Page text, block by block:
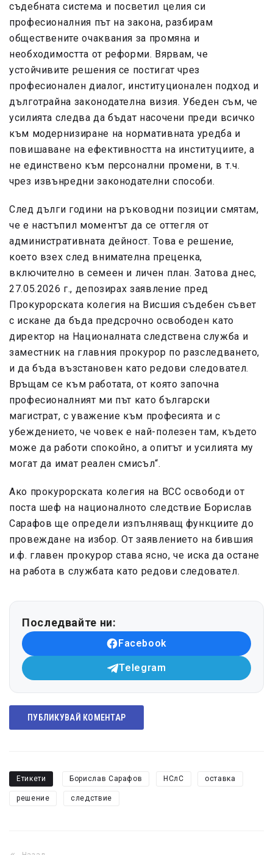
съдебната система и посветил целия си
професионалния път на закона, разбирам
обществените очаквания за промяна и
необходимостта от реформи. Вярвам, че
устойчивите решения се постигат чрез
професионален диалог, институционален подход и
дълготрайна законодателна визия. Убеден съм, че
усилията следва да бъдат насочени преди всичко
към модернизиране на нормативната уредба и
повишаване на ефективността на институциите, а
не единствено към персонални промени, в т.ч.
чрез извънредни законодателни способи.
След дълги години на ръководни позиции смятам,
че е настъпил моментът да се оттегля от
административната дейност. Това е решение,
което взех след внимателна преценка,
включително в семеен и личен план. Затова днес,
27.05.2026 г., депозирах заявление пред
Прокурорската колегия на Висшия съдебен съвет
с искане да бъда предсрочно освободен като
директор на Националната следствена служба и
заместник на главния прокурор по разследването,
и да бъда възстановен като редови следовател.
Връщам се към работата, от която започна
професионалният ми път като български
магистрат, с уважение към професията и с
убеждението, че човек е най-полезен там, където
може да работи спокойно, а опитът и усилията му
могат да имат реален смисъл“.
Ако прокурорската колегия на ВСС освободи от
поста шеф на националното следствие Борислав
Сарафов ще определи изпълняващ функциите до
провеждане на избор. От заявлението на бившия
и.ф. главен прокурор става ясно, че иска да остане
на работа в службата като редови следовател.
Последвайте ни:
Facebook
Telegram
ПУБЛИКУВАЙ КОМЕНТАР
Етикети Борислав Сарафов НСлС оставка
решение следствие